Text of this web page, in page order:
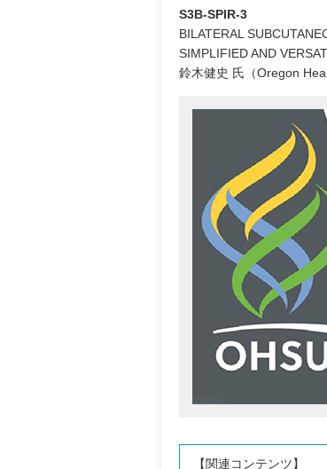
S3B-SPIR-3
BILATERAL
SIMPLIFIED AND
鈴木健史 氏（Oregon
【関連コンテンツ】